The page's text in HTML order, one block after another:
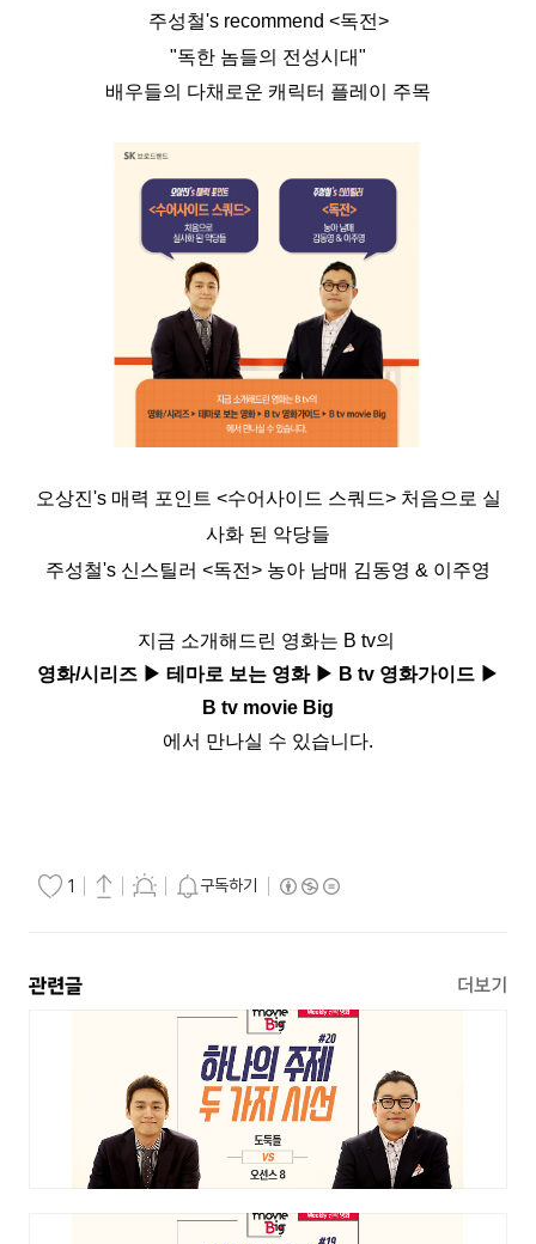
주성철's recommend <독전>
"독한 놈들의 전성시대"
배우들의 다채로운 캐릭터 플레이 주목
오상진's 매력 포인트 <수어사이드 스쿼드> 처음으로 실
사화 된 악당들
주성철's 신스틸러 <독전> 농아 남매 김동영 & 이주영
지금 소개해드린 영화는 B tv의
영화/시리즈 ▶ 테마로 보는 영화 ▶ B tv 영화가이드 ▶
B tv movie Big
에서 만나실 수 있습니다.
1 구독하기
관련글 더보기